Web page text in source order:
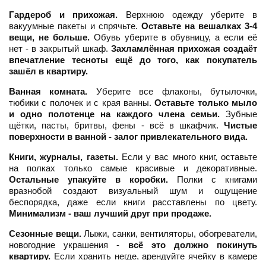
Гардероб и прихожая. Верхнюю одежду уберите в
вакуумные пакеты и спрячьте. Оставьте на вешалках 3-4
вещи, не больше.Обувь уберите в обувницу, а если её
нет - в закрытый шкаф. Захламлённая прихожая создаёт
впечатление тесноты ещё до того, как покупатель
зашёл в квартиру.
Ванная комната. Уберите все флаконы, бутылочки,
тюбики с полочек и с края ванны.Оставьте только мыло
и одно полотенце на каждого члена семьи. Зубные
щётки, пасты, бритвы, фены - всё в шкафчик. Чистые
поверхности в ванной - залог привлекательного вида.
Книги, журналы, газеты.Если у вас много книг, оставьте
на полках только самые красивые и декоративные.
Остальные упакуйте в коробки. Полки с книгами
вразнобой создают визуальный шум и ощущение
беспорядка, даже если книги расставлены по цвету.
Минимализм - ваш лучший друг при продаже.
Сезонные вещи.Лыжи, санки, вентиляторы, обогреватели,
новогодние украшения - всё это должно покинуть
квартиру. Если хранить негде, арендуйте ячейку в камере